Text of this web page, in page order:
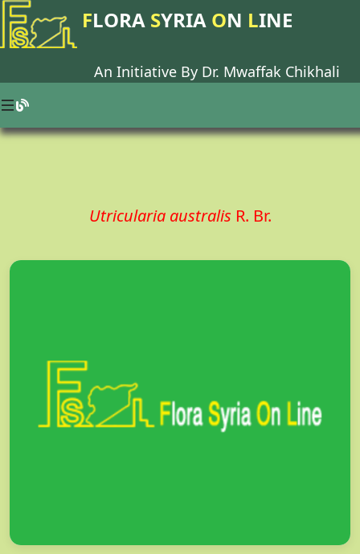
FLORA SYRIA ON LINE
An Initiative By Dr. Mwaffak Chikhali
Utricularia australis R. Br.